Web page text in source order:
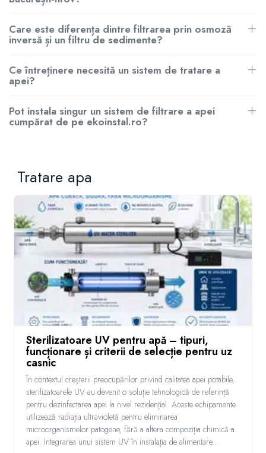
Care este diferența dintre filtrarea prin osmoză
inversă și un filtru de sedimente?
Ce întreținere necesită un sistem de tratare a
apei?
Pot instala singur un sistem de filtrare a apei
cumpărat de pe ekoinstal.ro?
Tratare apa
Sterilizatoare UV pentru apă – tipuri,
funcționare și criterii de selecție pentru uz
casnic
În contextul creșterii preocupărilor privind calitatea apei potabile,
sterilizatoarele UV au devenit o soluție tehnologică de referință
pentru dezinfectarea apei la nivel rezidențial. Aceste echipamente
utilizează radiația ultravioletă pentru eliminarea
microorganismelor patogene, fără a altera compoziția chimică a
apei. Integrarea unui sistem UV în instalația de alimentare...